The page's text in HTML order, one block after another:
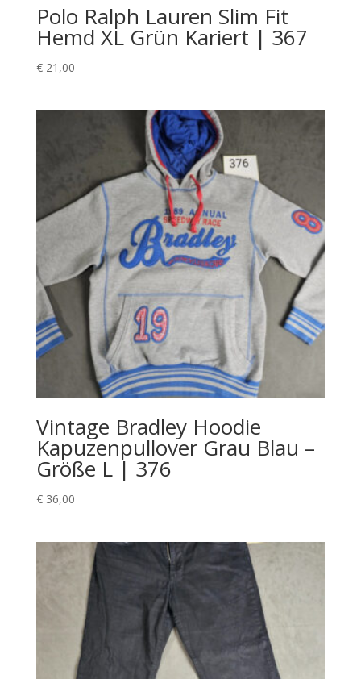
Polo Ralph Lauren Slim Fit
Hemd XL Grün Kariert | 367
€21,00
Vintage Bradley Hoodie
Kapuzenpullover Grau Blau –
Größe L | 376
€36,00